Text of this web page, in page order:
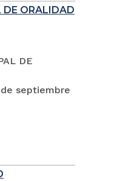
DE ORALIDAD
DE
septiembre